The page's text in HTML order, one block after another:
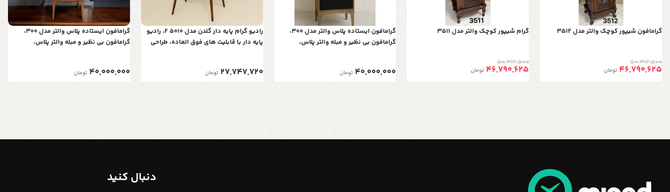
گرامافون شیپور کوچک والتر مدل 3512
50,312,500
46,790,625 تومان
گرام شیپور کوچک والتر مدل 3511
50,312,500
46,790,625 تومان
گرامافون ایستاده پلاس والتر مدل 300،
گرامافون بی نظیر و مبله والتر پلاس،
40,000,000 تومان
رادیو گرام پایه دار گلدن مدل F 5010، رادیو
پایه دار با قابلیت های فوق العاده، طراحی
27,747,720 تومان
گرامافون ایستاده پلاس والتر مدل 300،
گرامافون بی نظیر و مبله والتر پلاس،
ای
40,000,000 تومان
دنبال کنید